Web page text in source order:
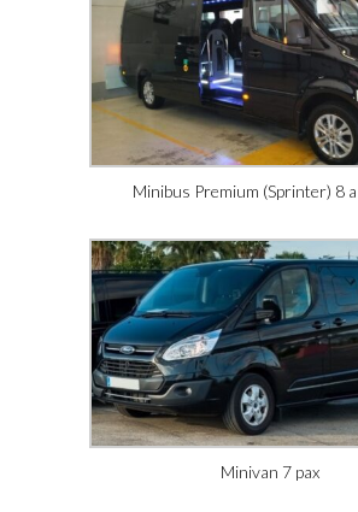
Minibus Premium (Sprinter) 8
Minivan 7 pax